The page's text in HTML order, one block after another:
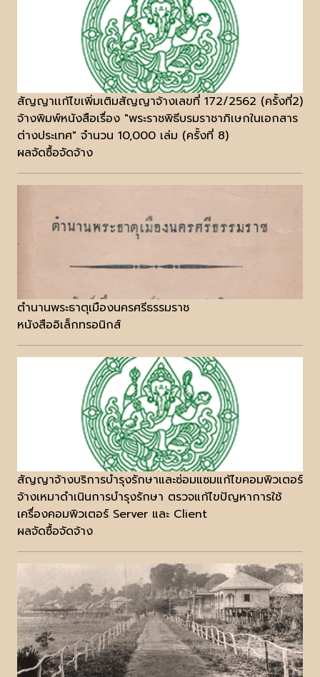
สัญญาเเก้ไขเพิ่มเติมสัญญาจ้างเลขที่ 172/2562 (ครั้งที่2)
จ้างพิมพ์หนังสือเรื่อง "พระราชพิธีบรมราชาภิเษกในเอกสาร
ต่างประเทศ" จำนวน 10,000 เล่ม (ครั้งที่ 8)
ผลจัดซื้อจัดจ้าง
ตำนานพระธาตุเมืองนครศรีธรรมราช
หนังสืออิเล็กทรอนิกส์
สัญญาจ้างบริการบำรุงรักษาและซ่อมแซมแก้ไขคอมพิวเตอร์
จ้างเหมาดำเนินการบำรุงรักษา ตรวจแก้ไขปัญหาการใช้
เครื่องคอมพิวเตอร์ Server และ Client
ผลจัดซื้อจัดจ้าง